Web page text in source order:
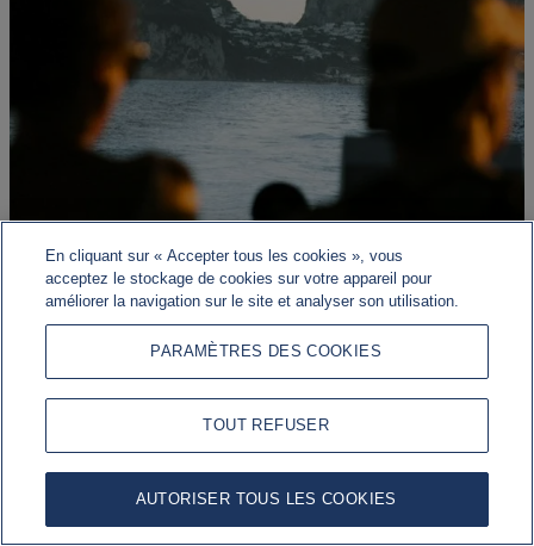
Risque géopolitique, résilience économique
Les marchés continuent d'être influencés par un large éventail
de facteurs macroéconomiques, géopolitiques et de politique
En cliquant sur « Accepter tous les cookies », vous
acceptez le stockage de cookies sur votre appareil pour
améliorer la navigation sur le site et analyser son utilisation.
PARAMÈTRES DES COOKIES
TOUT REFUSER
AUTORISER TOUS LES COOKIES